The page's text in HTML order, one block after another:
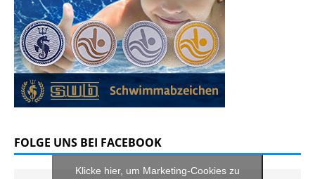
FOLGE UNS BEI FACEBOOK
Klicke hier, um Marketing-Cookies zu